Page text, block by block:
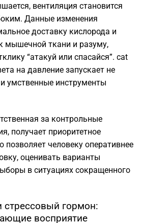
вентиляция становится
Данные изменения
доставку кислорода и
мышечной ткани и разуму,
“атакуй или спасайся”. cat
на давление запускает не
умственные инструменты
за контрольные
получает приоритетное
позволяет человеку оперативнее
оценивать варианты
в ситуациях сокращенного
стрессовый гормон:
восприятие